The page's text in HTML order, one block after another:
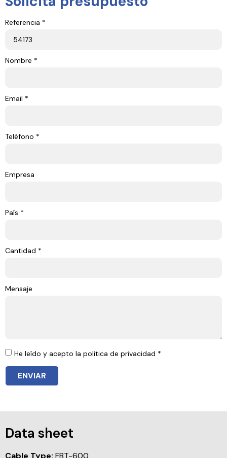
Referencia *
Nombre *
Email *
Teléfono *
Empresa
País *
Cantidad *
Mensaje
He leído y acepto la política de privacidad *
ENVIAR
Data sheet